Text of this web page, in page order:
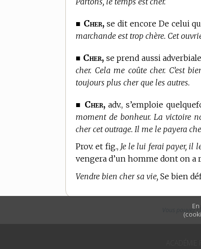
■ Cher, se dit encore De celui
marchande est trop chère. Cet
■ Cher, se prend aussi
cher. Cela me coûte cher. C’est
toujours plus cher que les autres.
■ Cher, adv., s’emploie
moment de bonheur. La victoire
cher cet outrage. Il me le payera
Prov. et fig., Je le lui ferai payer, il
vengera d’un homme dont on a
Vendre bien cher sa vie, Se bien
Vous